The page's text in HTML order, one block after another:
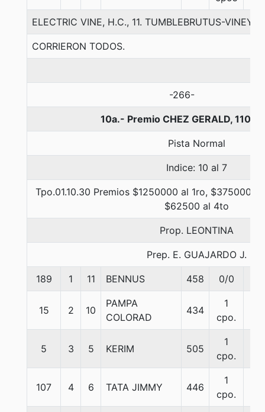
ELECTRIC VINE, H.C., 11. TUMBLEBRUTUS-
CORRIERON TODOS.
-266-
10a.- Premio CHEZ GERALD, 1100
Pista Normal
Indice: 10 al 7
Tpo.01.10.30 Premios $1250000 al 1ro, $375000
$62500 al 4to
Prop. LEONTINA
Prep. E. GUAJARDO J.
189 1 11 BENNUS 458 0/0
15 2 10
PAMPA
COLORAD
434
1
cpo.
5 3 5 KERIM 505
1
cpo.
107 4 6 TATA JIMMY 446
1
cpo.